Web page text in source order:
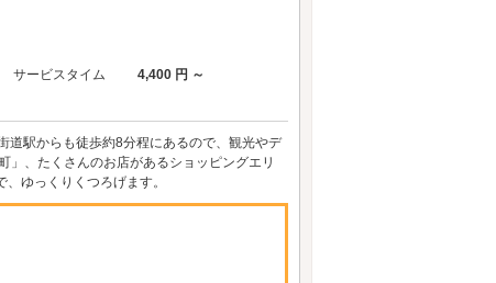
サービスタイム
4,400 円 ～
道駅からも徒歩約8分程にあるので、観光やデ
」、たくさんのお店があるショッピングエリ
ゆっくりくつろげます。